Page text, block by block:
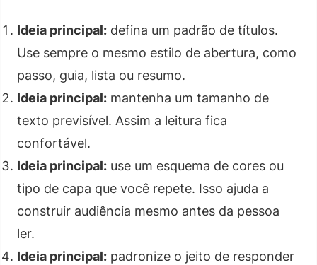
Ideia principal: defina um padrão de títulos.
Use sempre o mesmo estilo de abertura, como
passo, guia, lista ou resumo.
Ideia principal: mantenha um tamanho de
texto previsível. Assim a leitura fica
confortável.
Ideia principal: use um esquema de cores ou
tipo de capa que você repete. Isso ajuda a
construir audiência mesmo antes da pessoa
ler.
Ideia principal: padronize o jeito de responder